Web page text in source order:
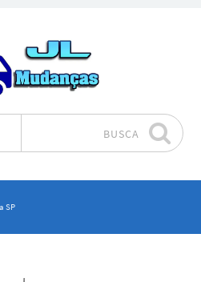
BUSCA
SP